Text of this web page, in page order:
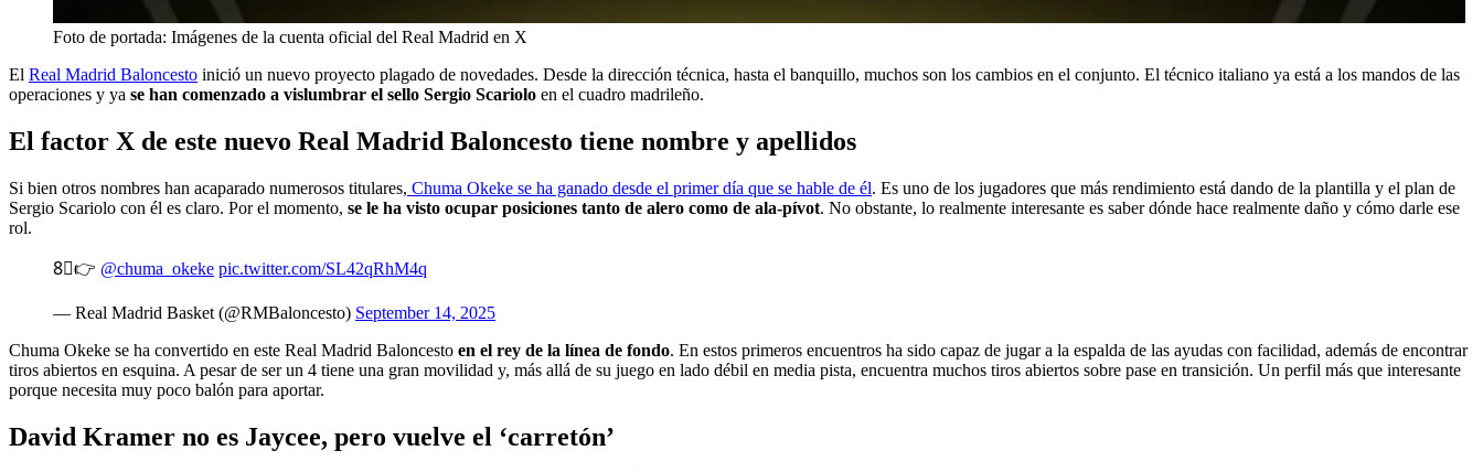
Foto de portada: Imágenes de la cuenta oficial del Real Madrid en X
El Real Madrid Baloncesto inició un nuevo proyecto plagado de novedades. Desde la dirección técnica, hasta el banquillo, muchos son los cambios en el conjunto. El técnico italiano ya está a los mandos de las
operaciones y ya se han comenzado a vislumbrar el sello Sergio Scariolo en el cuadro madrileño.
El factor X de este nuevo Real Madrid Baloncesto tiene nombre y apellidos
Si bien otros nombres han acaparado numerosos titulares, Chuma Okeke se ha ganado desde el primer día que se hable de él. Es uno de los jugadores que más rendimiento está dando de la plantilla y el plan de
Sergio Scariolo con él es claro. Por el momento, se le ha visto ocupar posiciones tanto de alero como de ala-pívot. No obstante, lo realmente interesante es saber dónde hace realmente daño y cómo darle ese
rol.
8⃣👉 @chuma_okeke pic.twitter.com/SL42qRhM4q
— Real Madrid Basket (@RMBaloncesto) September 14, 2025
Chuma Okeke se ha convertido en este Real Madrid Baloncesto en el rey de la línea de fondo. En estos primeros encuentros ha sido capaz de jugar a la espalda de las ayudas con facilidad, además de encontrar
tiros abiertos en esquina. A pesar de ser un 4 tiene una gran movilidad y, más allá de su juego en lado débil en media pista, encuentra muchos tiros abiertos sobre pase en transición. Un perfil más que interesante
porque necesita muy poco balón para aportar.
David Kramer no es Jaycee, pero vuelve el ‘carretón’